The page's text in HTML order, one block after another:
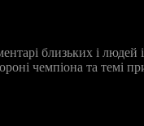
близьких і людей
чемпіона та темі